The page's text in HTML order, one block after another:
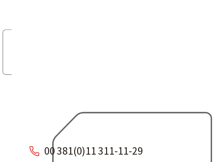
00 381(0)11 311-11-29